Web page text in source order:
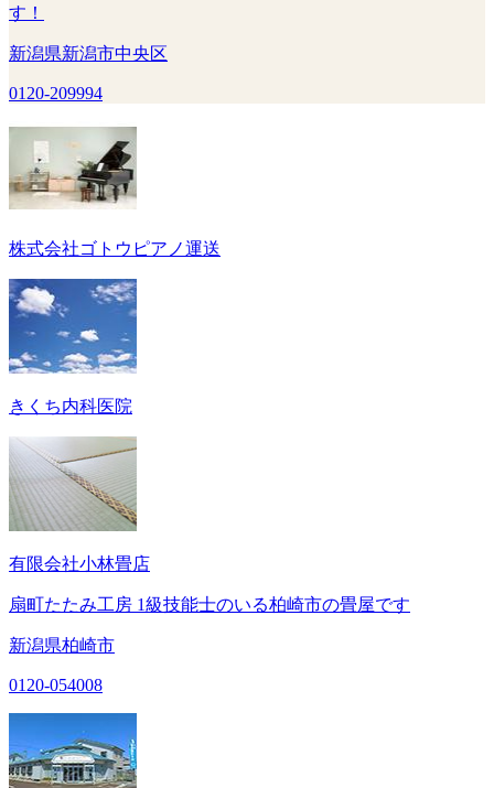
す！
新潟県新潟市中央区
0120-209994
株式会社ゴトウピアノ運送
きくち内科医院
有限会社小林畳店
扇町たたみ工房 1級技能士のいる柏崎市の畳屋です
新潟県柏崎市
0120-054008